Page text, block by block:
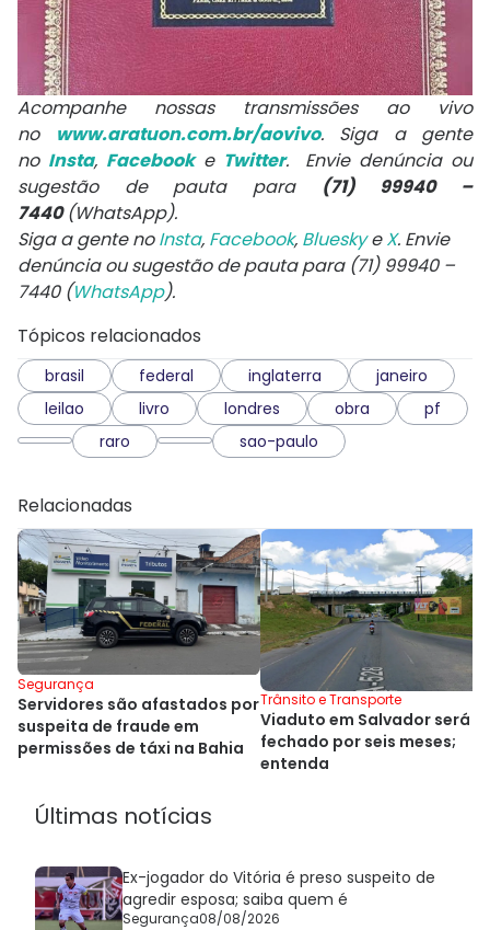
Acompanhe nossas transmissões ao vivo
no
www.aratuon.com.br/aovivo. Siga a gente
no Insta, Facebooke Twitter. Envie denúncia ou
sugestão de pauta para
(71) 99940 –
7440(WhatsApp).
Siga a gente noInsta, Facebook, BlueskyeX. Envie
denúncia ou sugestão de pauta para (71) 99940 –
7440 (WhatsApp).
Tópicos relacionados
brasil federal inglaterra
janeiro
leilao
livro londres obra
pf
raro
sao-paulo
Relacionadas
Segurança
Servidores são afastados por
suspeita de fraude em
permissões de táxi na Bahia
Trânsito e Transporte
Viaduto em Salvador será
fechado por seis meses;
entenda
Últimas notícias
Ex-jogador do Vitória é preso suspeito de
agredir esposa; saiba quem é
Segurança08/08/2026